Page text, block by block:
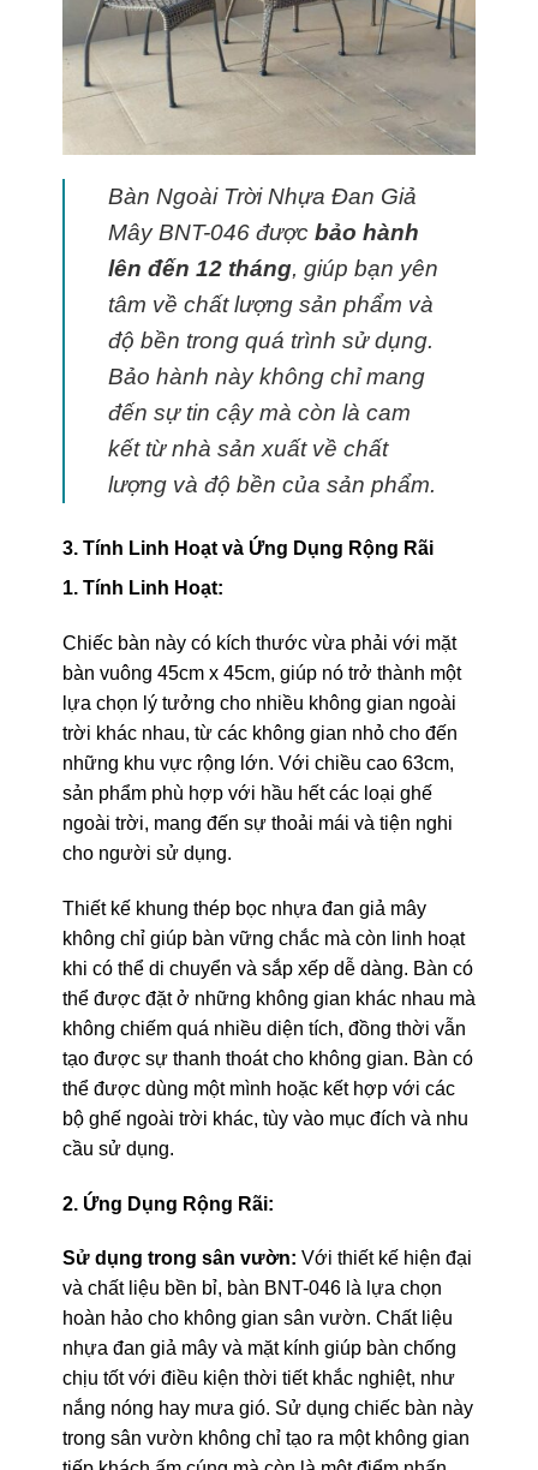
Bàn Ngoài Trời Nhựa Đan Giả
Mây BNT-046 được bảo hành
lên đến 12 tháng, giúp bạn yên
tâm về chất lượng sản phẩm và
độ bền trong quá trình sử dụng.
Bảo hành này không chỉ mang
đến sự tin cậy mà còn là cam
kết từ nhà sản xuất về chất
lượng và độ bền của sản phẩm.
3. Tính Linh Hoạt và Ứng Dụng Rộng Rãi
1. Tính Linh Hoạt:
Chiếc bàn này có kích thước vừa phải với mặt
bàn vuông 45cm x 45cm, giúp nó trở thành một
lựa chọn lý tưởng cho nhiều không gian ngoài
trời khác nhau, từ các không gian nhỏ cho đến
những khu vực rộng lớn. Với chiều cao 63cm,
sản phẩm phù hợp với hầu hết các loại ghế
ngoài trời, mang đến sự thoải mái và tiện nghi
cho người sử dụng.
Thiết kế khung thép bọc nhựa đan giả mây
không chỉ giúp bàn vững chắc mà còn linh hoạt
khi có thể di chuyển và sắp xếp dễ dàng. Bàn có
thể được đặt ở những không gian khác nhau mà
không chiếm quá nhiều diện tích, đồng thời vẫn
tạo được sự thanh thoát cho không gian. Bàn có
thể được dùng một mình hoặc kết hợp với các
bộ ghế ngoài trời khác, tùy vào mục đích và nhu
cầu sử dụng.
2. Ứng Dụng Rộng Rãi:
Sử dụng trong sân vườn: Với thiết kế hiện đại
và chất liệu bền bỉ, bàn BNT-046 là lựa chọn
hoàn hảo cho không gian sân vườn. Chất liệu
nhựa đan giả mây và mặt kính giúp bàn chống
chịu tốt với điều kiện thời tiết khắc nghiệt, như
nắng nóng hay mưa gió. Sử dụng chiếc bàn này
trong sân vườn không chỉ tạo ra một không gian